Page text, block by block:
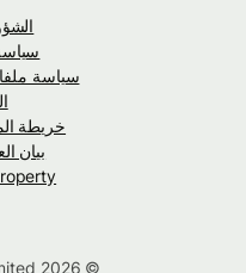
الشؤون
سياسة
سياسة ملفات
خريطة
بيان